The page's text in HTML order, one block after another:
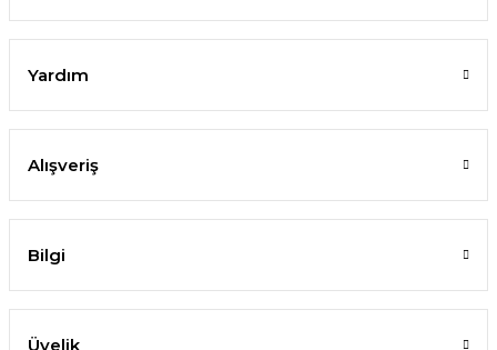
Yardım
Alışveriş
Bilgi
Üyelik